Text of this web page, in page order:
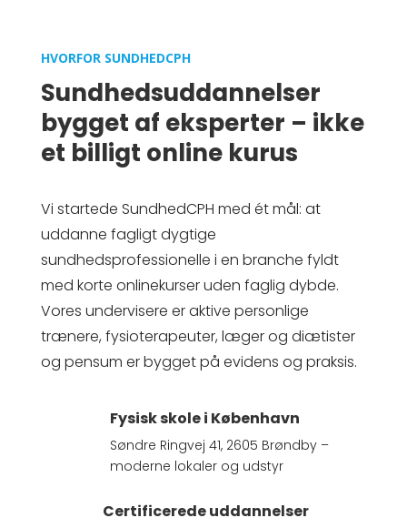
HVORFOR SUNDHEDCPH
Sundhedsuddannelser
bygget af eksperter – ikke
et billigt online kurus
Vi startede SundhedCPH med ét mål: at
uddanne fagligt dygtige
sundhedsprofessionelle i en branche fyldt
med korte onlinekurser uden faglig dybde.
Vores undervisere er aktive personlige
trænere, fysioterapeuter, læger og diætister
og pensum er bygget på evidens og praksis.
Fysisk skole i København
Søndre Ringvej 41, 2605 Brøndby –
moderne lokaler og udstyr
Certificerede uddannelser